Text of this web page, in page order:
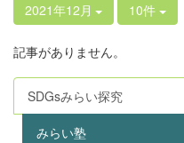
2021年12月 10件
記事がありません。
SDGsみらい探究
みらい塾